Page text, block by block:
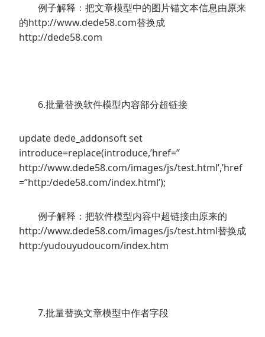
例子解释：把文章模型中的图片锚文本信息由原来
的http://www.dede58.com替换成
http://dede58.com
6.批量替换软件模型内容部分超链接
update dede_addonsoft set
introduce=replace(introduce,’href=”
http://www.dede58.com/images/js/test.html’,’href
=”http:/dede58.com/index.html’);
例子解释：把软件模型内容中超链接由原来的
http://www.dede58.com/images/js/test.html替换成
http:/yudouyudoucom/index.htm
7.批量替换文章模型中作者字段